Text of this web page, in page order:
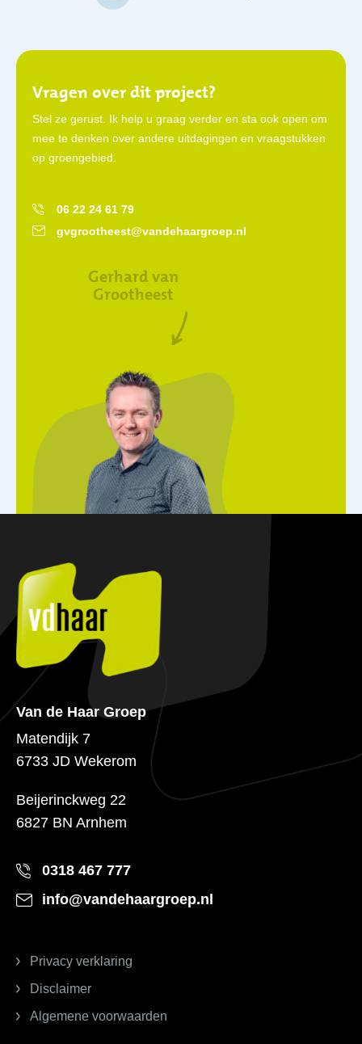
Vragen over dit project?
Stel ze gerust. Ik help u graag verder en sta ook open om
mee te denken over andere uitdagingen en vraagstukken
op groengebied.
06 22 24 61 79
gvgrootheest@vandehaargroep.nl
Gerhard van
Grootheest
Van de Haar Groep
Matendijk 7
6733 JD Wekerom
Beijerinckweg 22
6827 BN Arnhem
0318 467 777
info@vandehaargroep.nl
Privacy verklaring
Disclaimer
Algemene voorwaarden